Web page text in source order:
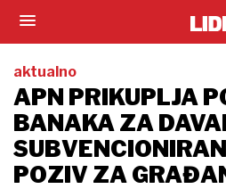
aktualno
APN PRIKUPLJA
BANAKA ZA
POZIV ZA